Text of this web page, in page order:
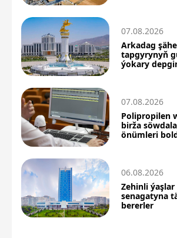
07.08.2026
Arkadag
tapgyrynyň
ýokary
07.08.2026
Polipropilen
birža
önümleri
06.08.2026
Zehinli
senagatyna
bererler